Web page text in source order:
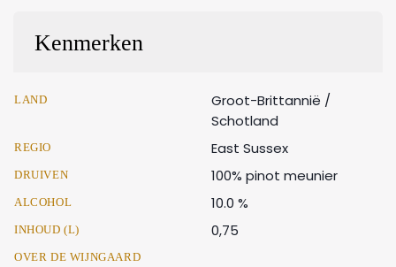
Kenmerken
LAND
Groot-Brittannië /
Schotland
REGIO East Sussex
DRUIVEN 100% pinot meunier
ALCOHOL 10.0 %
INHOUD (L) 0,75
OVER DE WIJNGAARD